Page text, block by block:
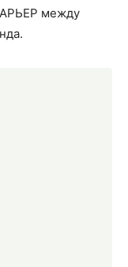
между